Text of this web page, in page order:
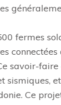
fermes
savoir-
sismiques,
Ce